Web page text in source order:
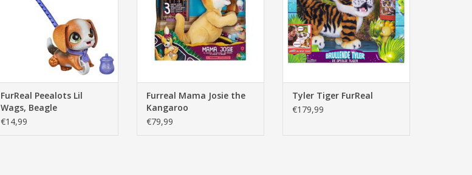
FurReal Peealots Lil
Wags, Beagle
€14,99
Furreal Mama Josie the
Kangaroo
€79,99
Tyler Tiger FurReal
€179,99